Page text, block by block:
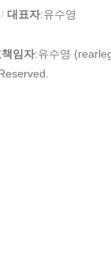
/ 대표자:유수영
임자:유수영